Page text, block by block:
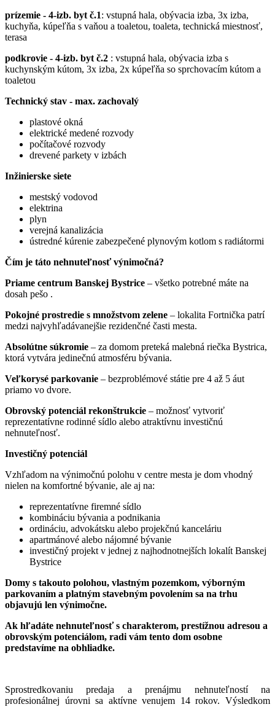
prízemie - 4-izb. byt č.1: vstupná hala, obývacia izba, 3x izba,
kuchyňa, kúpeľňa s vaňou a toaletou, toaleta, technická miestnosť,
terasa
podkrovie - 4-izb. byt č.2 : vstupná hala, obývacia izba s
kuchynským kútom, 3x izba, 2x kúpeľňa so sprchovacím kútom a
toaletou
Technický stav - max. zachovalý
plastové okná
elektrické medené rozvody
počítačové rozvody
drevené parkety v izbách
Inžinierske siete
mestský vodovod
elektrina
plyn
verejná kanalizácia
ústredné kúrenie zabezpečené plynovým kotlom s radiátormi
Čím je táto nehnuteľnosť výnimočná?
Priame centrum Banskej Bystrice – všetko potrebné máte na
dosah pešo .
Pokojné prostredie s množstvom zelene – lokalita Fortnička patrí
medzi najvyhľadávanejšie rezidenčné časti mesta.
Absolútne súkromie – za domom preteká malebná riečka Bystrica,
ktorá vytvára jedinečnú atmosféru bývania.
Veľkorysé parkovanie – bezproblémové státie pre 4 až 5 áut
priamo vo dvore.
Obrovský potenciál rekonštrukcie – možnosť vytvoriť
reprezentatívne rodinné sídlo alebo atraktívnu investičnú
nehnuteľnosť.
Investičný potenciál
Vzhľadom na výnimočnú polohu v centre mesta je dom vhodný
nielen na komfortné bývanie, ale aj na:
reprezentatívne firemné sídlo
kombináciu bývania a podnikania
ordináciu, advokátsku alebo projekčnú kanceláriu
apartmánové alebo nájomné bývanie
investičný projekt v jednej z najhodnotnejších lokalít Banskej
Bystrice
Domy s takouto polohou, vlastným pozemkom, výborným
parkovaním a platným stavebným povolením sa na trhu
objavujú len výnimočne.
Ak hľadáte nehnuteľnosť s charakterom, prestížnou adresou a
obrovským potenciálom, radi vám tento dom osobne
predstavíme na obhliadke.
Sprostredkovaniu predaja a prenájmu nehnuteľností na
profesionálnej úrovni sa aktívne venujem 14 rokov. Výsledkom